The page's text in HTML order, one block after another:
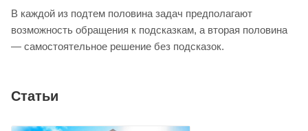
В каждой из подтем половина задач предполагают
возможность обращения к подсказкам, а вторая половина
— самостоятельное решение без подсказок.
Статьи